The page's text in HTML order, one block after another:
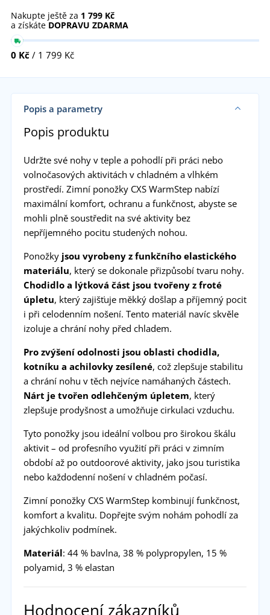
Nakupte ještě za 1 799 Kč
a získáte DOPRAVU ZDARMA
0 Kč / 1 799 Kč
Popis a parametry
Popis produktu
Udržte své nohy v teple a pohodlí při práci nebo
volnočasových aktivitách v chladném a vlhkém
prostředí. Zimní ponožky CXS WarmStep nabízí
maximální komfort, ochranu a funkčnost, abyste se
mohli plně soustředit na své aktivity bez
nepříjemného pocitu studených nohou.
Ponožky jsou vyrobeny z funkčního elastického
materiálu, který se dokonale přizpůsobí tvaru nohy.
Chodidlo a lýtková část jsou tvořeny z froté
úpletu, který zajišťuje měkký došlap a příjemný pocit
i při celodenním nošení. Tento materiál navíc skvěle
izoluje a chrání nohy před chladem.
Pro zvýšení odolnosti jsou oblasti chodidla,
kotníku a achilovky zesílené, což zlepšuje stabilitu
a chrání nohu v těch nejvíce namáhaných částech.
Nárt je tvořen odlehčeným úpletem, který
zlepšuje prodyšnost a umožňuje cirkulaci vzduchu.
Tyto ponožky jsou ideální volbou pro širokou škálu
aktivit – od profesního využití při práci v zimním
období až po outdoorové aktivity, jako jsou turistika
nebo každodenní nošení v chladném počasí.
Zimní ponožky CXS WarmStep kombinují funkčnost,
komfort a kvalitu. Dopřejte svým nohám pohodlí za
jakýchkoliv podmínek.
Materiál: 44 % bavlna, 38 % polypropylen, 15 %
polyamid, 3 % elastan
Hodnocení zákazníků